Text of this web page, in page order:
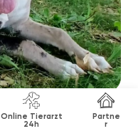
Online Tierarzt
24h
Partne
r